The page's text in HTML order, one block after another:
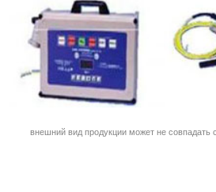
внешний вид продукции может не совпадать